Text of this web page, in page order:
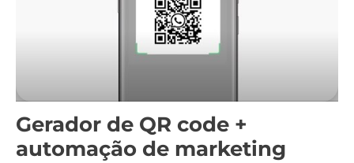
Gerador de QR code +
automação de marketing